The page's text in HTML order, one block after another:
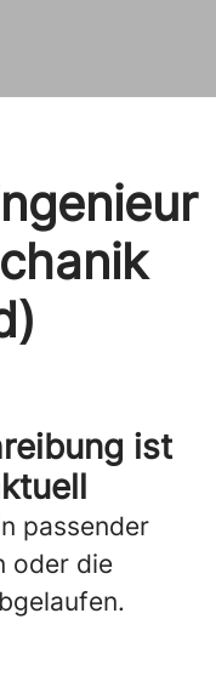
ist
passender
oder die